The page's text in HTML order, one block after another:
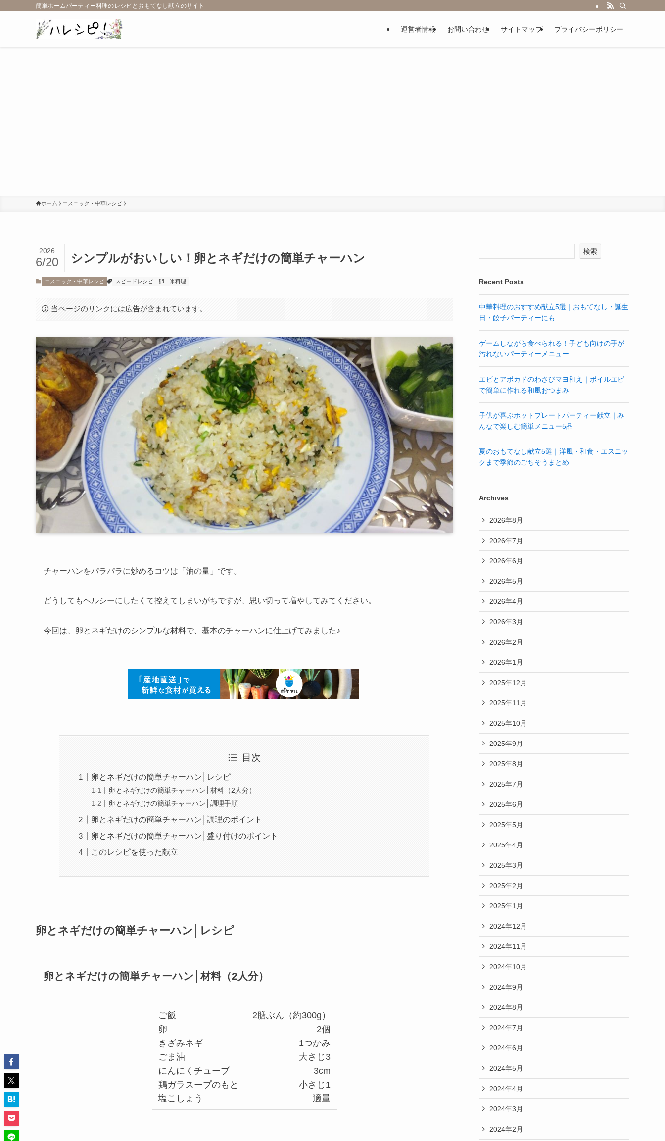
簡単ホームパーティー料理のレシピとおもてなし献立のサイト
運営者情報 お問い合わせ サイトマップ プライバシーポリシー
ホーム エスニック・中華レシピ
シンプルがおいしい！卵とネギだけの簡単チャーハン
2026
6/20
エスニック・中華レシピ スピードレシピ 卵 米料理
当ページのリンクには広告が含まれています。
チャーハンをパラパラに炒めるコツは「油の量」です。
どうしてもヘルシーにしたくて控えてしまいがちですが、思い切って増やしてみてください。
今回は、卵とネギだけのシンプルな材料で、基本のチャーハンに仕上げてみました♪
目次
卵とネギだけの簡単チャーハン│レシピ
卵とネギだけの簡単チャーハン│材料（2人分）
卵とネギだけの簡単チャーハン│調理手順
卵とネギだけの簡単チャーハン│調理のポイント
卵とネギだけの簡単チャーハン│盛り付けのポイント
このレシピを使った献立
卵とネギだけの簡単チャーハン│レシピ
卵とネギだけの簡単チャーハン│材料（2人分）
ご飯
卵
きざみネギ
ごま油
にんにくチューブ
鶏ガラスープのもと
塩こしょう
2膳ぶん（約300g）
2個
1つかみ
大さじ3
3cm
小さじ1
適量
検索
Recent Posts
中華料理のおすすめ献立5選｜おもてなし・誕生
日・餃子パーティーにも
ゲームしながら食べられる！子ども向けの手が
汚れないパーティーメニュー
エビとアボカドのわさびマヨ和え｜ボイルエビ
で簡単に作れる和風おつまみ
子供が喜ぶホットプレートパーティー献立｜み
んなで楽しむ簡単メニュー5品
夏のおもてなし献立5選｜洋風・和食・エスニッ
クまで季節のごちそうまとめ
Archives
2026年8月
2026年7月
2026年6月
2026年5月
2026年4月
2026年3月
2026年2月
2026年1月
2025年12月
2025年11月
2025年10月
2025年9月
2025年8月
2025年7月
2025年6月
2025年5月
2025年4月
2025年3月
2025年2月
2025年1月
2024年12月
2024年11月
2024年10月
2024年9月
2024年8月
2024年7月
2024年6月
2024年5月
2024年4月
2024年3月
2024年2月